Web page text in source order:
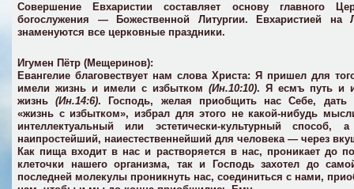
Совершение Евхаристии составляет основу главного
богослужения — Божественной Литургии. Евхаристией на
знаменуются все церковные праздники.
Игумен Пётр (Мещеринов):
Евангелие благовествует нам слова Христа: Я пришел для
имели жизнь и имели с избытком (Ин.10:10). Я есмъ путь и
жизнь(Ин.14:6). Господь, желая приобщить нас Себе, дать
«жизнь с избытком», избрал для этого не какой-нибудь
интеллектуальный или эстетически-культурный способ,
наипростейший, наиестественнейший для человека — через
Как пища входит в нас и растворяется в нас, проникает до
клеточки нашего организма, так и Господь захотел до
последней молекулы проникнуть нас, соединиться с нами,